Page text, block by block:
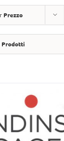
Prezzo
Prodotti